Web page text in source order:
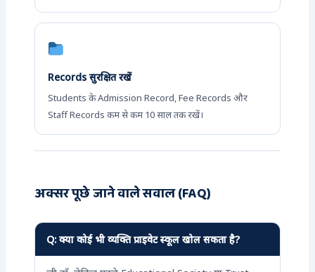
Records सुरक्षित रखें
Students के Admission Record, Fee Records और
Staff Records कम से कम 10 साल तक रखें।
अक्सर पूछे जाने वाले सवाल (FAQ)
Q: क्या कोई भी व्यक्ति प्राइवेट स्कूल खोल सकता है?